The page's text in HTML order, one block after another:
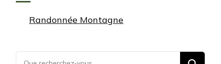
Randonnée Montagne
Vous